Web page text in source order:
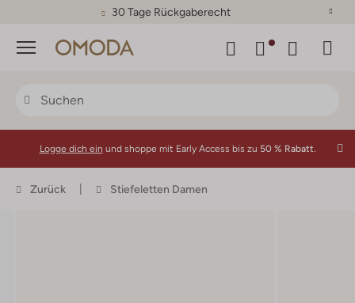
30 Tage Rückgaberecht
Menü
Logge dich ein und shoppe mit Early Access bis zu 50 % Rabatt.
Zurück Stiefeletten Damen